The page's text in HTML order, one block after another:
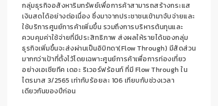
กลุ่มธุรกิจอสังหาริมทรัพย์เพื่อการค้าสามารถสร้างกระแส
เงินสดได้อย่างต่อเนื่อง ซึ่งมาจากประชาชนเข้ามาจับจ่ายและ
ใช้บริการศูนย์การค้าเพิ่มขึ้น รวมถึงการบริหารต้นทุนและ
ควบคุมค่าใช้จ่ายที่มีประสิทธิภาพ ส่งผลให้รายได้ของกลุ่ม
ธุรกิจเพิ่มขึ้นจะส่งผ่านเป็นอิบิทดา(Flow Through) มีสัดส่วน
มากกว่าเป้าที่ตั้งไว้โดยเฉพาะศูนย์การค้าเพื่อการท่องเที่ยว
อย่างเอเชียทีค เดอะ ริเวอร์ฟร้อนท์ที่มีFlow Throughใน
ไตรมาส 3/2565 เท่ากับร้อยละ106 เทียบกับช่วงเวลา
เดียวกันของปีก่อน